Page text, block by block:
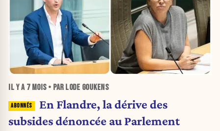
IL Y A 7 MOIS• PAR LODE GOUKENS
En Flandre, la dérive des
subsides dénoncée au Parlement